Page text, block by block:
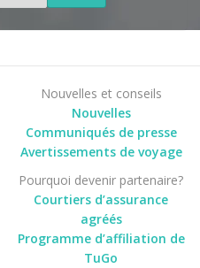
Nouvelles et conseils
Nouvelles
Communiqués de presse
Avertissements de voyage
Pourquoi devenir partenaire?
Courtiers d’assurance
agréés
Programme d’affiliation de
TuGo